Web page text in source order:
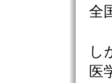
全
し
医